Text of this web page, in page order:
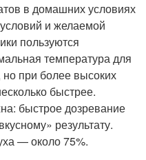
в домашних условиях
и желаемой
пользуются
температура для
при более высоких
быстрее.
быстрое дозревание
результату.
— около 75%.